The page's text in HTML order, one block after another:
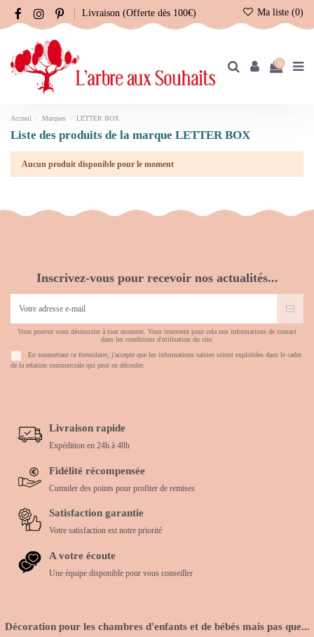
Livraison (Offerte dès 100€) Ma liste (0)
0
Accueil Marques LETTER BOX
Liste des produits de la marque LETTER BOX
Aucun produit disponible pour le moment
Inscrivez-vous pour recevoir nos actualités...
Vous pouvez vous désinscrire à tout moment. Vous trouverez pour cela nos informations de contact
dans les conditions d'utilisation du site.
En soumettant ce formulaire, j'accepte que les informations saisies soient exploitées dans le cadre
de la relation commerciale qui peut en découler.
Livraison rapide
Expédition en 24h à 48h
Fidélité récompensée
Cumuler des points pour profiter de remises
Satisfaction garantie
Votre satisfaction est notre priorité
A votre écoute
Une équipe disponible pour vous conseiller
Décoration pour les chambres d'enfants et de bébés mais pas que...